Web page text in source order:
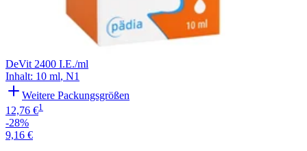
DeVit 2400 I.E./ml
Inhalt: 10 ml, N1
Weitere Packungsgrößen
12,76 €1
-28%
9,16 €